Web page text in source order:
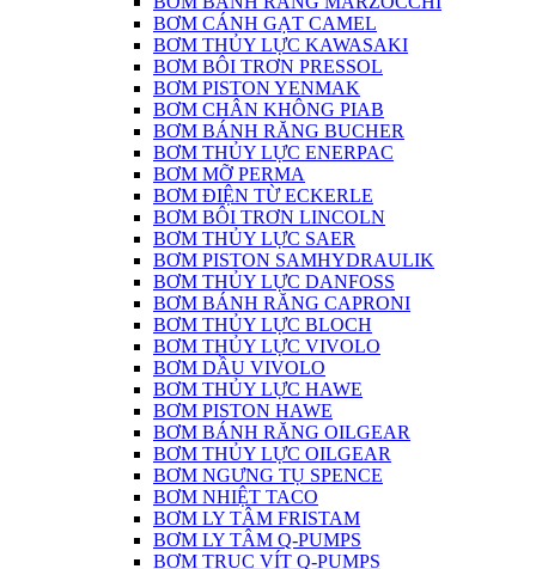
BƠM CÁNH GẠT CAMEL
BƠM THỦY LỰC KAWASAKI
BƠM BÔI TRƠN PRESSOL
BƠM PISTON YENMAK
BƠM CHÂN KHÔNG PIAB
BƠM BÁNH RĂNG BUCHER
BƠM THỦY LỰC ENERPAC
BƠM MỠ PERMA
BƠM ĐIỆN TỪ ECKERLE
BƠM BÔI TRƠN LINCOLN
BƠM THỦY LỰC SAER
BƠM PISTON SAMHYDRAULIK
BƠM THỦY LỰC DANFOSS
BƠM BÁNH RĂNG CAPRONI
BƠM THỦY LỰC BLOCH
BƠM THỦY LỰC VIVOLO
BƠM DẦU VIVOLO
BƠM THỦY LỰC HAWE
BƠM PISTON HAWE
BƠM BÁNH RĂNG OILGEAR
BƠM THỦY LỰC OILGEAR
BƠM NGƯNG TỤ SPENCE
BƠM NHIỆT TACO
BƠM LY TÂM FRISTAM
BƠM LY TÂM Q-PUMPS
BƠM TRỤC VÍT Q-PUMPS